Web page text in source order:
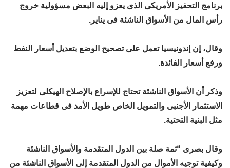
برنامج التحفيز الأمريكى الذى يعزو إليه البعض مسؤولية خروج
رأس المال من الأسواق الناشئة فى يناير.
وقال، إن إندونيسيا تعمل على تصحيح الوضع بتعديل أسعار النفط
ورفع أسعار الفائدة.
وذكر أن الأسواق الناشئة تحتاج للإسراع بالإصلاح الهيكلى لتعزيز
الاستثمار الأجنبى والتمويل الخاص طويل الأمد فى قطاعات مهمة
مثل البنية التحتية.
وقال بصرى “ثمة صلة بين الدول المتقدمة والأسواق الناشئة
وكيفية توجيه الأموال من الدول المتقدمة إلى الأسواق الناشئة من